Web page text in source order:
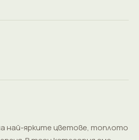
най-ярките цветове, топлото